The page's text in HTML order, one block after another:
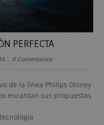
PERFECTA
0 Comentarios
de la línea Philips Disney
encantan sus propuestas